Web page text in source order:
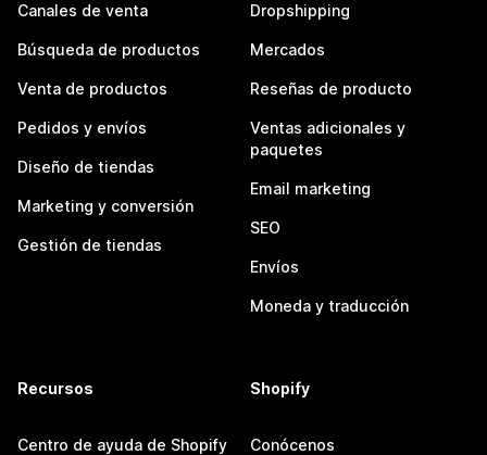
Canales de venta
Búsqueda de productos
Venta de productos
Pedidos y envíos
Diseño de tiendas
Marketing y conversión
Gestión de tiendas
Dropshipping
Mercados
Reseñas de producto
Ventas adicionales y
paquetes
Email marketing
SEO
Envíos
Moneda y traducción
Recursos
Centro de ayuda de Shopify
Shopify
Conócenos